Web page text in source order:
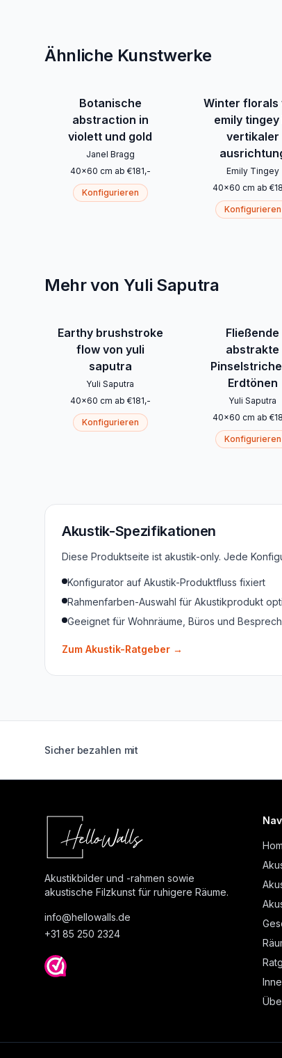
Ähnliche Kunstwerke
Botanische
abstraction in
violett und gold
Janel Bragg
40x60 cm ab €181,-
Konfigurieren
Winter florals
emily tingey
vertikaler
Emily Tingey
40x60 cm ab €
Konfigurieren
Mehr von Yuli Saputra
Earthy brushstroke
flow von yuli
saputra
Yuli Saputra
40x60 cm ab €181,-
Konfigurieren
Fließende
abstrakte
Erdtönen
Yuli Saputra
40x60 cm ab €
Konfigurieren
Akustik-Spezifikationen
Diese Produktseite ist akustik-only. Jede
Konfigurator auf Akustik-Produktfluss fixiert
Rahmenfarben-Auswahl für Akustikprodukt
Geeignet für Wohnräume, Büros und
Zum Akustik-Ratgeber →
Sicher bezahlen mit
Akustikbilder und -rahmen sowie
akustische Filzkunst für ruhigere Räume.
info@hellowalls.de
+31 85 250 2324